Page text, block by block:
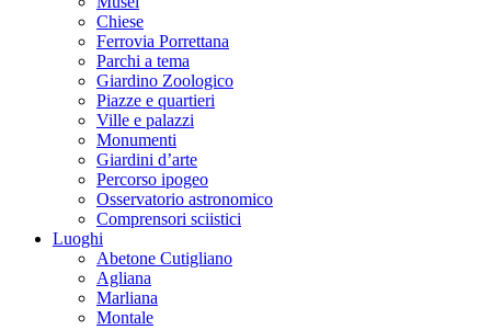
Chiese
Ferrovia Porrettana
Parchi a tema
Giardino Zoologico
Piazze e quartieri
Ville e palazzi
Monumenti
Giardini d’arte
Percorso ipogeo
Osservatorio astronomico
Comprensori sciistici
Luoghi
Abetone Cutigliano
Agliana
Marliana
Montale